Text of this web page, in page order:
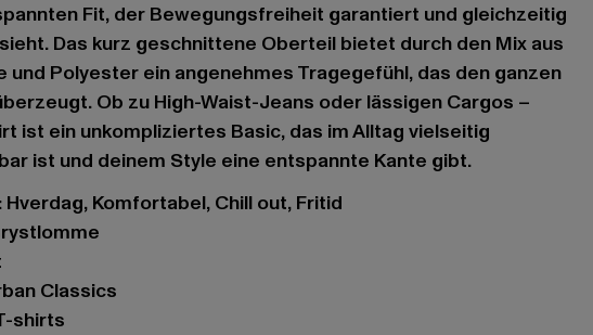
Fit, der Bewegungsfreiheit garantiert und gleichzeitig
Das kurz geschnittene Oberteil bietet durch den Mix aus
und Polyester ein angenehmes Tragegefühl, das den ganzen
Ob zu High-Waist-Jeans oder lässigen Cargos –
ist ein unkompliziertes Basic, das im Alltag vielseitig
ist und deinem Style eine entspannte Kante gibt.
Hverdag, Komfortabel, Chill out, Fritid
Classics
shirts